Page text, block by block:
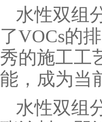
水性双组
了VOCs的
秀的施工工
能，成为当
水性双组